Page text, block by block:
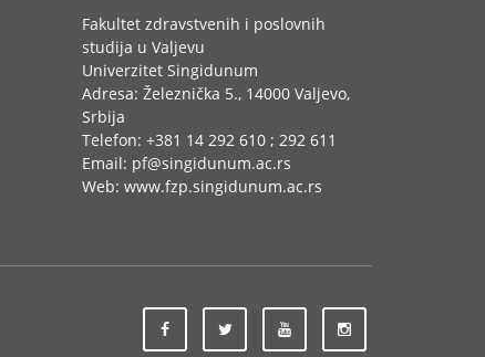
Fakultet zdravstvenih i poslovnih
studija u Valjevu
Univerzitet Singidunum
Adresa: Železnička 5., 14000 Valjevo,
Srbija
Telefon: +381 14 292 610 ; 292 611
Email: pf@singidunum.ac.rs
Web: www.fzp.singidunum.ac.rs